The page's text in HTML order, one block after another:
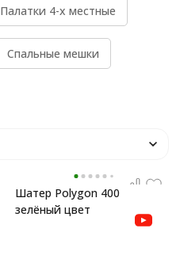
Палатки 4-х местные
Спальные мешки
Шатер Polygon 400
зелёный цвет